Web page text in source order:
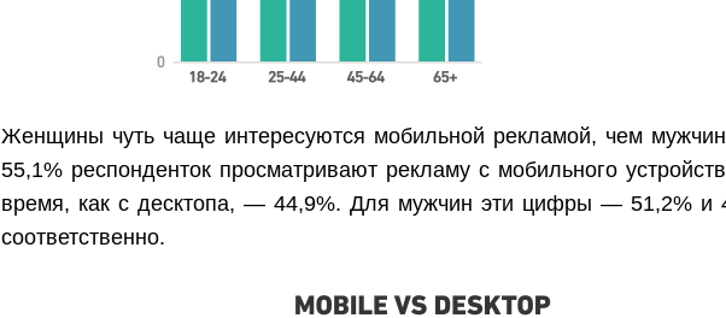
Женщины чуть чаще интересуются мобильной рекламой, чем
55,1% респонденток просматривают рекламу с мобильного
время, как с десктопа, — 44,9%. Для мужчин эти цифры — 51,2% и
соответственно.